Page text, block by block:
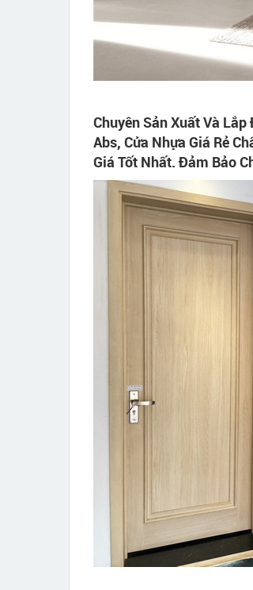
Chuyên Sản Xuất Và
Abs, Cửa Nhựa Giá Rẻ
Giá Tốt Nhất. Đảm Bảo